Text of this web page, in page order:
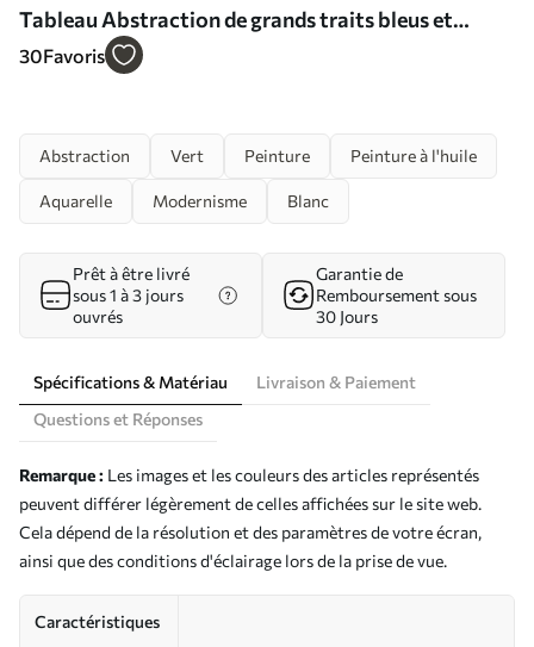
Tableau Abstraction de grands traits bleus et
blancs, imitation de peinture à l'huile, minimalisme
30Favoris
Abstraction Vert Peinture Peinture à l'huile
Aquarelle Modernisme Blanc
Prêt à être livré
sous 1 à 3 jours
ouvrés
Garantie de
Remboursement sous
30 Jours
Spécifications & Matériau
Livraison & Paiement
Questions et Réponses
Remarque : Les images et les couleurs des articles représentés
peuvent différer légèrement de celles affichées sur le site web.
Cela dépend de la résolution et des paramètres de votre écran,
ainsi que des conditions d'éclairage lors de la prise de vue.
Caractéristiques